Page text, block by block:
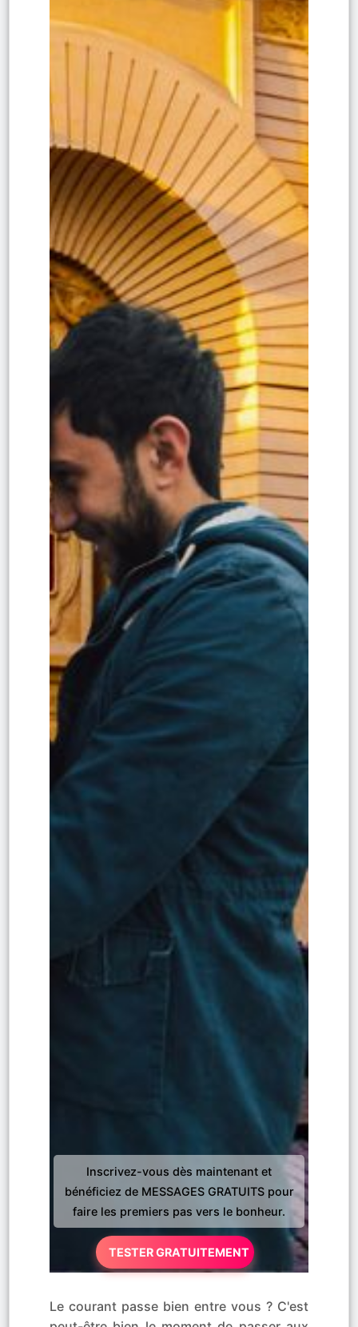
Inscrivez-vous dès maintenant et
bénéficiez de MESSAGES GRATUITS pour
faire les premiers pas vers le bonheur.
TESTER GRATUITEMENT
Le courant passe bien entre vous ? C'est